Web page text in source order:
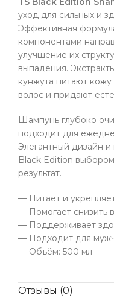
уход для сильных и
Эффективная
компонентами
улучшение их
выпадения.
кунжута питают
волос и придают
Шампунь глубоко
подходит для
Элегантный дизайн
Black Edition выбором
результат.
— Питает и
— Помогает снизить
— Поддерживает
— Подходит для
— Объём: 500 мл
Отзывы (0)